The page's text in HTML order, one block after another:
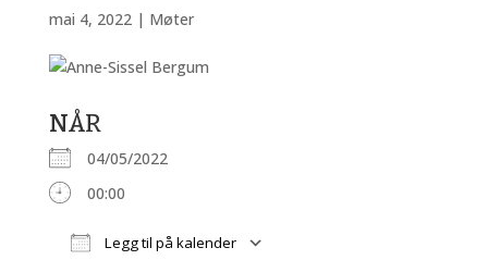
mai 4, 2022| Møter
NÅR
04/05/2022
00:00
Legg til på kalender